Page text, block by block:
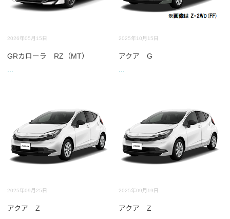
2026年05月15日
GRカローラ RZ（MT）
2025年10月15日
アクア G
2025年09月25日
アクア Z
2025年09月19日
アクア Z